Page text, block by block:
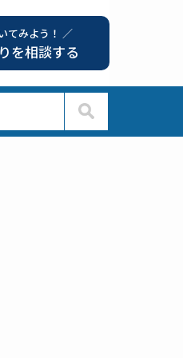
てみよう！ ／
を相談する